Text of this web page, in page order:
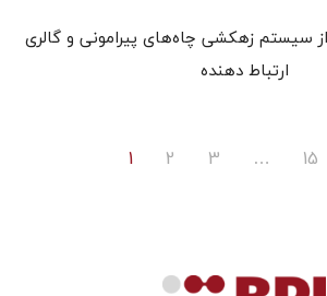
سیستم زهکشی چاه‌های پیرامونی و گالری
ارتباط دهنده
1 2 3 … 15